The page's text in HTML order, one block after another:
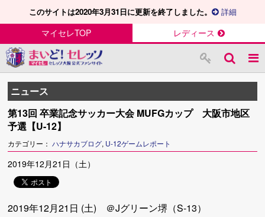
このサイトは2020年3月31日に更新を終了しました。 詳細
マイセレTOP レディース
ニュース
第13回 卒業記念サッカー大会 MUFGカップ 大阪市地区
予選【U-12】
カテゴリー：ハナサカブログ, U-12ゲームレポート
2019年12月21日（土）
2019年12月21日 (土) ＠Jグリーン堺（S-13）